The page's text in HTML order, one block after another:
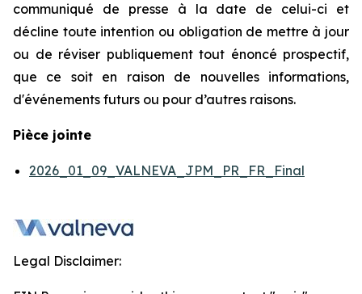
communiqué de presse à la date de celui-ci et
décline toute intention ou obligation de mettre à jour
ou de réviser publiquement tout énoncé prospectif,
que ce soit en raison de nouvelles informations,
d'événements futurs ou pour d’autres raisons.
Pièce jointe
2026_01_09_VALNEVA_JPM_PR_FR_Final
Legal Disclaimer: